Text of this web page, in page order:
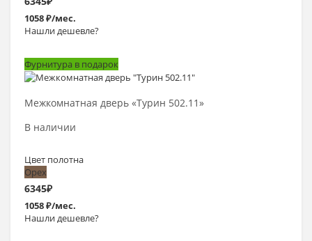
1058 ₽/мес.
Нашли дешевле?
Фурнитура в подарок
Межкомнатная дверь «Турин 502.11»
В наличии
Цвет полотна
Орех
6345₽
1058 ₽/мес.
Нашли дешевле?
Выбрать >